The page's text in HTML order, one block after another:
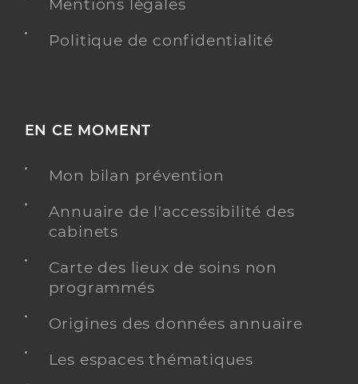
Mentions légales
Politique de confidentialité
EN CE MOMENT
Mon bilan prévention
Annuaire de l'accessibilité des
cabinets
Carte des lieux de soins non
programmés
Origines des données annuaire
Les espaces thématiques